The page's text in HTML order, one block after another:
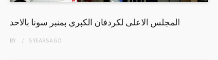
المجلس الاعلى لكردفان الكبري بمنبر سونا بالاحد
BY 5 YEARSAGO